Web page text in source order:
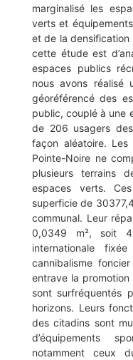
marginalisé les
verts et
et de la densification
cette étude est
espaces publics
nous avons réalisé
géoréférencé des
public, couplé à une
de 206 usagers
façon aléatoire.
Pointe-Noire ne
plusieurs terrains
espaces verts.
superficie de
communal. Leur
0,0349 m², soit
internationale
cannibalisme
entrave la
sont surfréquentés
horizons. Leurs
des citadins sont
d’équipements
notamment ceux